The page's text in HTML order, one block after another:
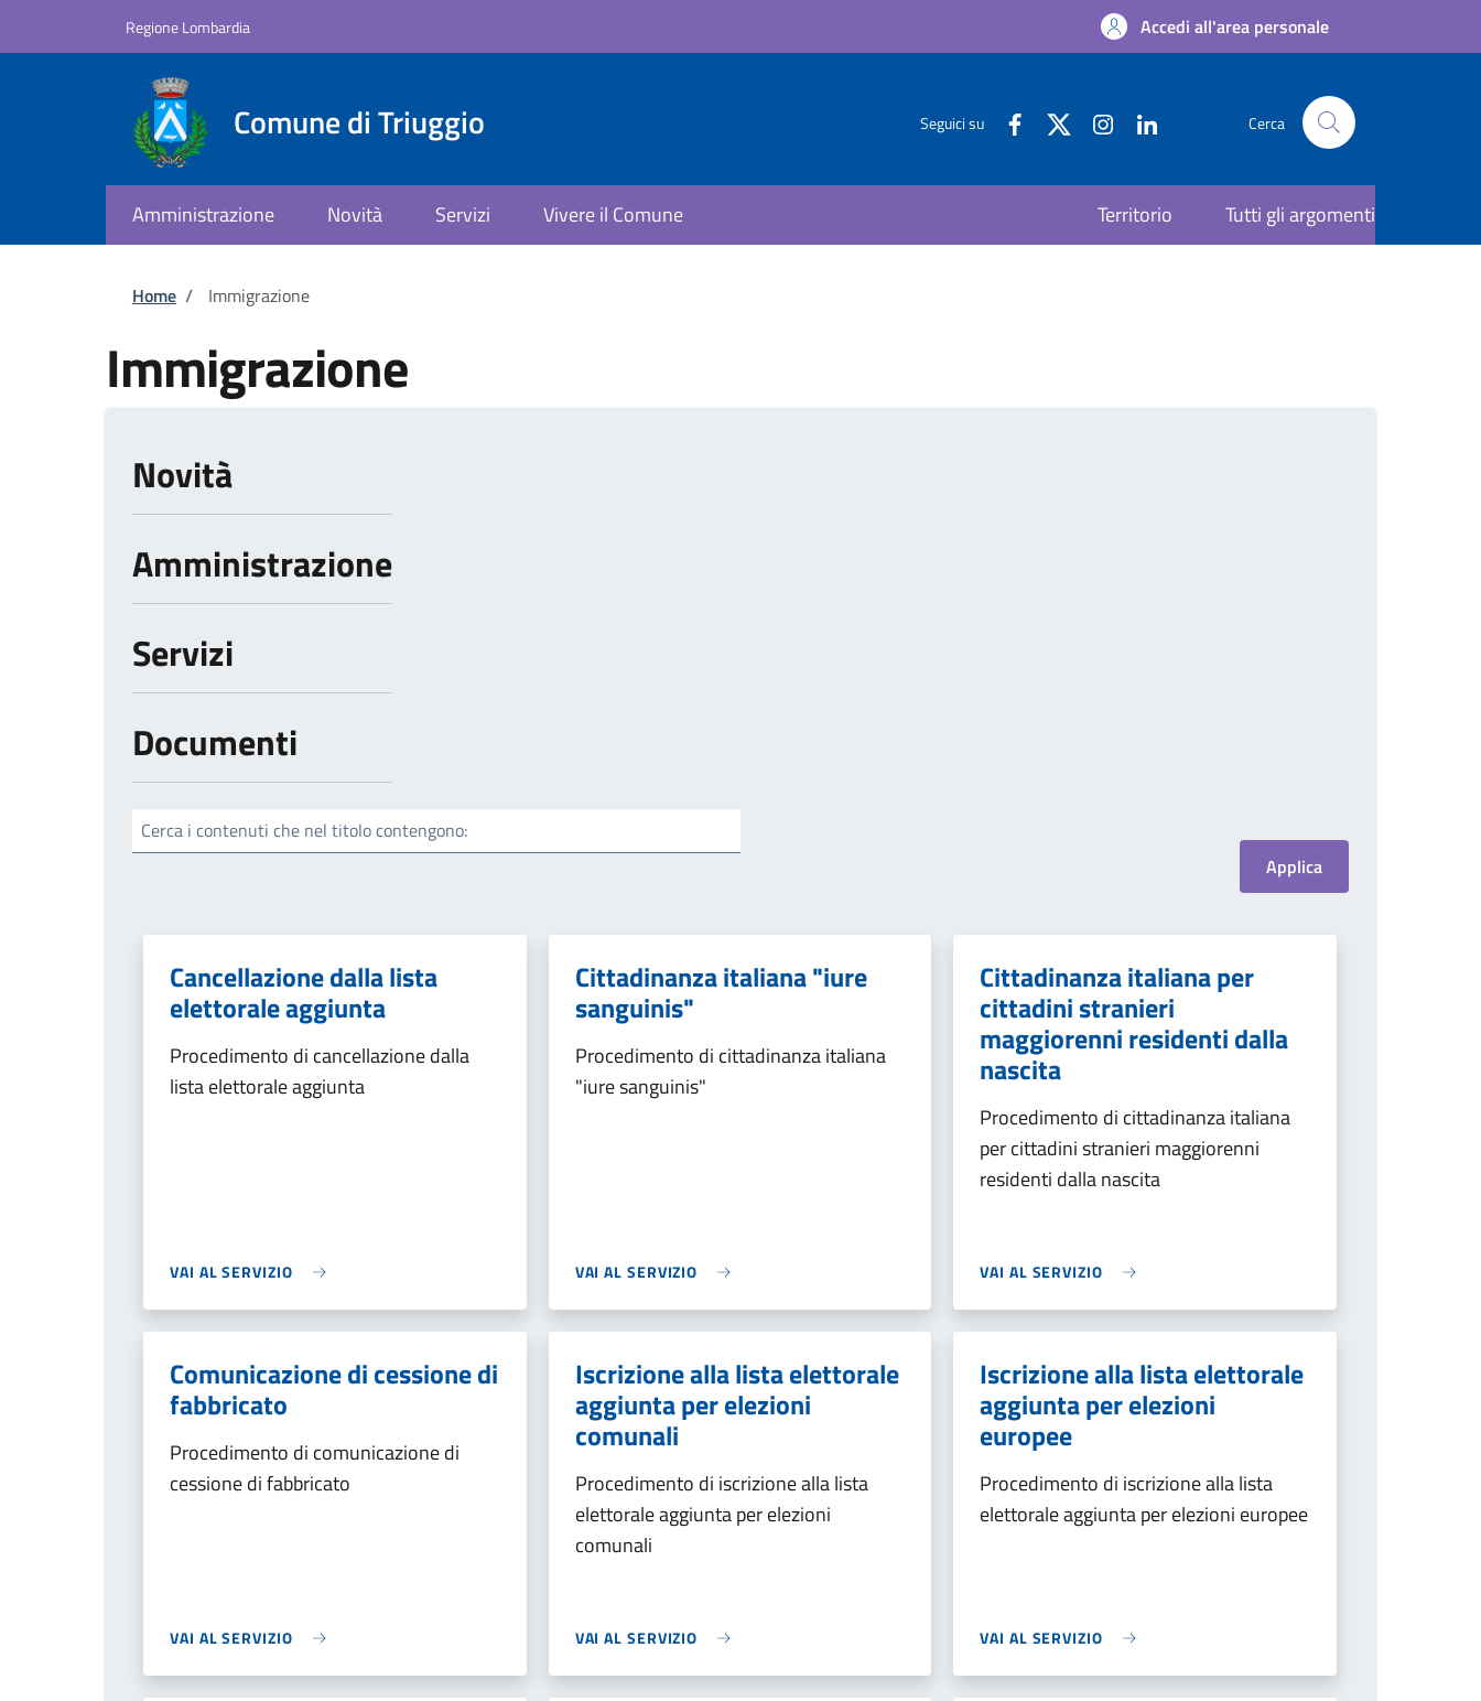
Regione Lombardia Accedi all'area personale
Comune di Triuggio Seguici su Cerca
Amministrazione Novità Servizi Vivere il Comune Territorio Tutti gli argomenti
Briciole di pane
Home / Immigrazione
Immigrazione
Novità
Amministrazione
Servizi
Documenti
Cerca i contenuti che nel titolo contengono:
Cancellazione dalla lista
elettorale aggiunta
Procedimento di cancellazione dalla
lista elettorale aggiunta
VAI AL SERVIZIO
Cittadinanza italiana "iure
sanguinis"
Procedimento di cittadinanza italiana
"iure sanguinis"
VAI AL SERVIZIO
Cittadinanza italiana per
cittadini stranieri
maggiorenni residenti dalla
nascita
Procedimento di cittadinanza italiana
per cittadini stranieri maggiorenni
residenti dalla nascita
VAI AL SERVIZIO
Comunicazione di cessione di
fabbricato
Procedimento di comunicazione di
cessione di fabbricato
VAI AL SERVIZIO
Iscrizione alla lista elettorale
aggiunta per elezioni
comunali
Procedimento di iscrizione alla lista
elettorale aggiunta per elezioni
comunali
VAI AL SERVIZIO
Iscrizione alla lista elettorale
aggiunta per elezioni
europee
Procedimento di iscrizione alla lista
elettorale aggiunta per elezioni europee
VAI AL SERVIZIO